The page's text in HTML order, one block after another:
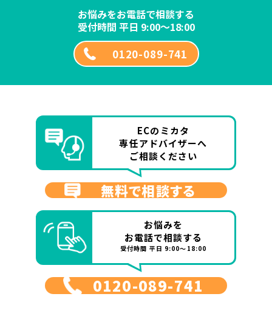
お悩みをお電話で相談する
受付時間 平日 9:00～18:00
0120-089-741
ECのミカタ
専任アドバイザーへ
ご相談ください
無料で相談する
お悩みを
お電話で相談する
受付時間 平日 9:00～18:00
0120-089-741